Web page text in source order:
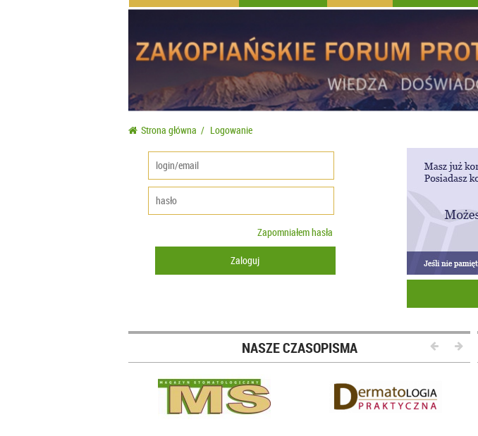
Strona główna / Logowanie
Zapomniałem hasła
NASZE CZASOPISMA